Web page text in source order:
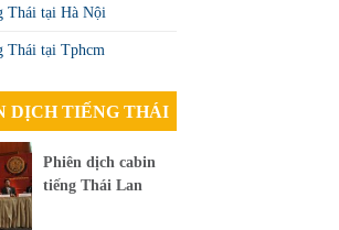
Thái tại Hà Nội
Thái tại Tphcm
DỊCH TIẾNG THÁI
Phiên dịch cabin
tiếng Thái Lan